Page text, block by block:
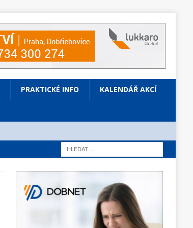
PRAKTICKÉ INFO KALENDÁŘ AKCÍ